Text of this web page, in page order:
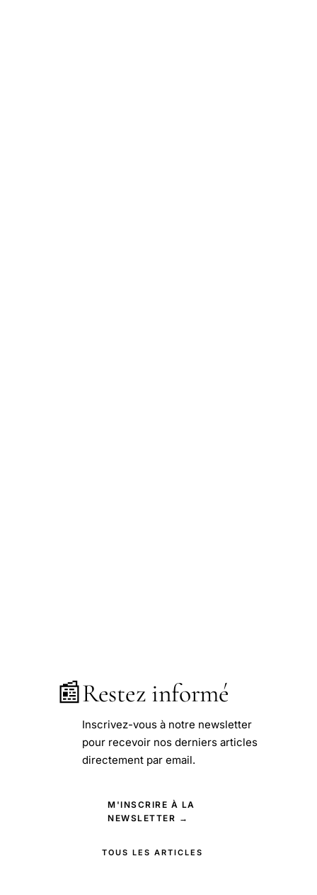
📰Restez informé
Inscrivez-vous à notre newsletter
pour recevoir nos derniers articles
directement par email.
M'INSCRIRE À LA
NEWSLETTER →
TOUS LES ARTICLES